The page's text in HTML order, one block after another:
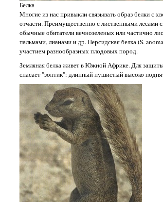
Белка
Многие из нас привыкли связывать образ белки с
отчасти. Преимущественно с лиственными лесами
обычные обитатели вечнозеленых или частично
пальмами, лианами и др. Персидская белка (S.
участием разнообразных плодовых пород.
Земляная белка живет в Южной Африке. Для
спасает "зонтик": длинный пушистый высоко